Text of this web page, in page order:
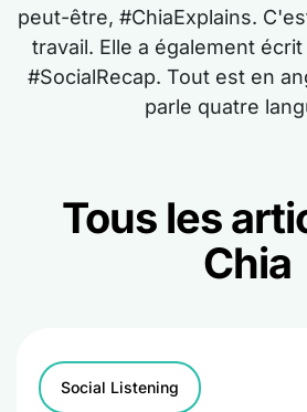
peut-être, #ChiaExplains.
travail. Elle a également
#SocialRecap. Tout est en
parle quatre
Tous les
Chia
Social Listening